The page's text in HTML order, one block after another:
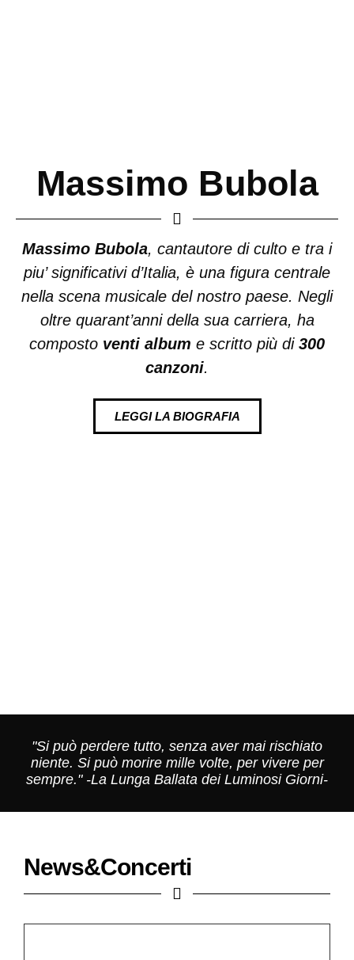
Massimo Bubola
Massimo Bubola, cantautore di culto e tra i
piu’ significativi d’Italia, è una figura centrale
nella scena musicale del nostro paese. Negli
oltre quarant’anni della sua carriera, ha
composto venti album e scritto più di 300
canzoni.
LEGGI LA BIOGRAFIA
"Si può perdere tutto, senza aver mai rischiato
niente. Si può morire mille volte, per vivere per
sempre." -La Lunga Ballata dei Luminosi Giorni-
News&Concerti